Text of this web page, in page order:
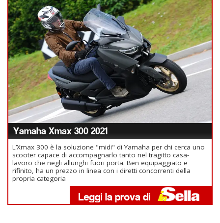
Yamaha Xmax 300 2021
L’Xmax 300 è la soluzione "midi" di Yamaha per chi cerca uno
scooter capace di accompagnarlo tanto nel tragitto casa-
lavoro che negli allunghi fuori porta. Ben equipaggiato e
rifinito, ha un prezzo in linea con i diretti concorrenti della
propria categoria